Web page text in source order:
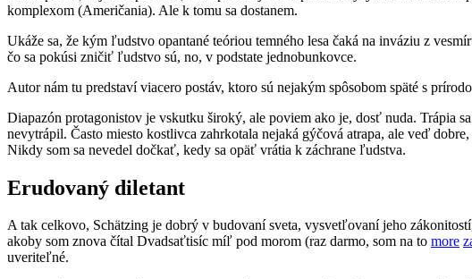
komplexom (Američania). Ale k tomu sa dostanem.
Ukáže sa, že kým ľudstvo opantané teóriou temného lesa čaká na inváziu z
čo sa pokúsi zničiť ľudstvo sú, no, v podstate jednobunkovce.
Autor nám tu predstaví viacero postáv, ktoro sú nejakým spôsobom späté s
Diapazón protagonistov je vskutku široký, ale poviem ako je, dosť nuda. Trápia
nevytrápil. Často miesto kostlivca zahrkotala nejaká gýčová atrapa, ale veď
Nikdy som sa nevedel dočkať, kedy sa opäť vrátia k záchrane ľudstva.
Erudovaný diletant
A tak celkovo, Schätzing je dobrý v budovaní sveta, vysvetľovaní jeho
akoby som znova čítal Dvadsaťtisíc míľ pod morom (raz darmo, som na to more
uveriteľné.